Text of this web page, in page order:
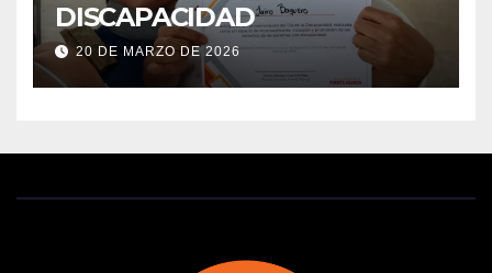
DISCAPACIDAD
20 DE MARZO DE 2026